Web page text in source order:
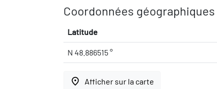
Coordonnées géographiques
Latitude
N 48.886515 °
place Afficher sur la carte